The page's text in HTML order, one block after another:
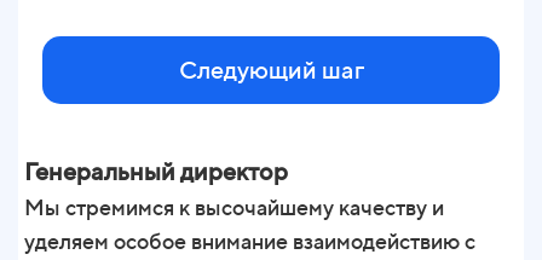
Следующий шаг
Генеральный директор
Мы стремимся к высочайшему качеству и
уделяем особое внимание взаимодействию с